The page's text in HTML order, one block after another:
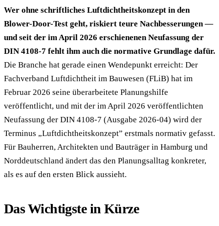
Wer ohne schriftliches Luftdichtheitskonzept in den
Blower-Door-Test geht, riskiert teure Nachbesserungen —
und seit der im April 2026 erschienenen Neufassung der
DIN 4108-7 fehlt ihm auch die normative Grundlage dafür.
Die Branche hat gerade einen Wendepunkt erreicht: Der
Fachverband Luftdichtheit im Bauwesen (FLiB) hat im
Februar 2026 seine überarbeitete Planungshilfe
veröffentlicht, und mit der im April 2026 veröffentlichten
Neufassung der DIN 4108-7 (Ausgabe 2026-04) wird der
Terminus „Luftdichtheitskonzept” erstmals normativ gefasst.
Für Bauherren, Architekten und Bauträger in Hamburg und
Norddeutschland ändert das den Planungsalltag konkreter,
als es auf den ersten Blick aussieht.
Das Wichtigste in Kürze